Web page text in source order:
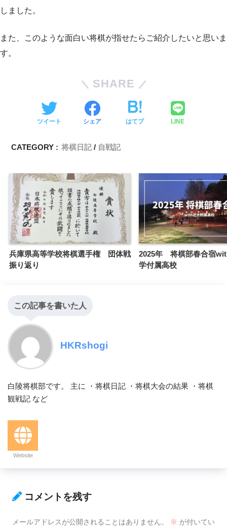
しました。
また、このような面白い将棋が指せたらご紹介したいと思いま
す。
SHARE
ツイート シェア はてブ LINE
CATEGORY : 将棋日記 自戦記
兵庫県高等学校将棋選手権 団体戦
振り返り
2025年 将棋部春合宿
学付属高校
この記事を書いた人
HKRshogi
白陵将棋部です。 主に ・将棋日記 ・将棋大会の結果 ・将棋
観戦記 など
Website
コメントを残す
メールアドレスが公開されることはありません。 ※ が付いてい